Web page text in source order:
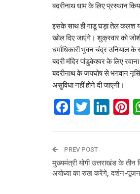
बदरीनाथ धाम के लिए प्रस्थान
इसके साथ ही गाडू घड़ा तेल कलश
खोल दिए जाएंगे। शुक्रवार को
धर्माधिकारी भुवन चंद्र उनियाल के
बदरी मंदिर पांडुकेश्वर के लिए
बदरीनाथ के जयघोष से भगवान
असुविधा नहीं होने दी जाएगी।
Facebook
PREV POST
मुख्यमंत्री योगी उत्तराखंड के तीन
अयोध्या का रुख करेंगे, दर्शन-